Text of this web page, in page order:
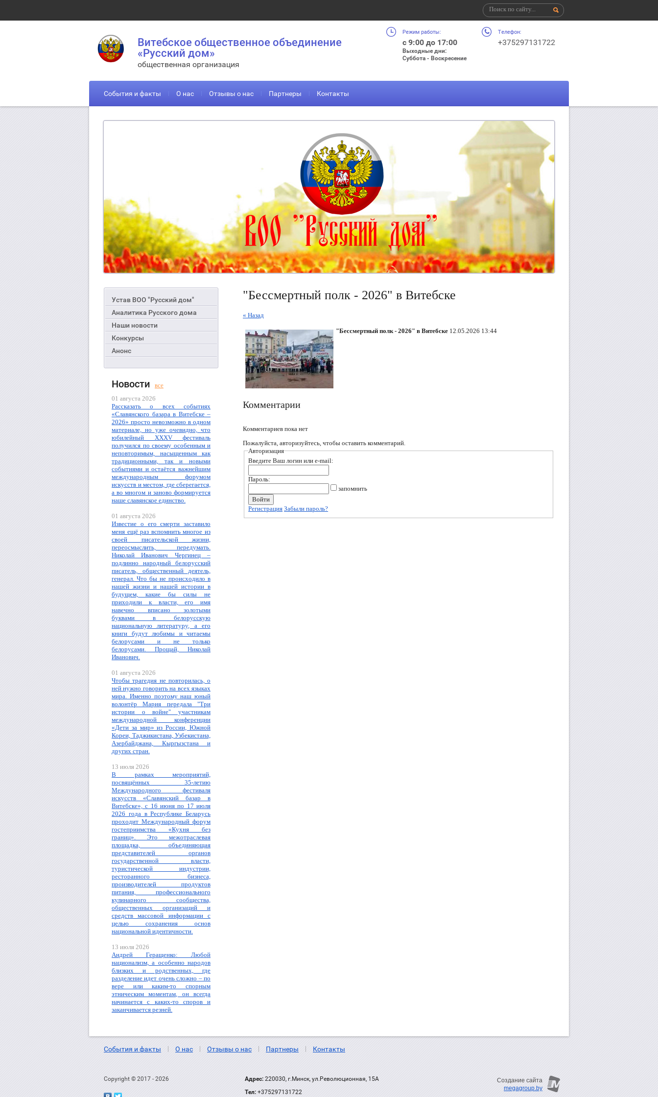
Витебское общественное объединение
«Русский дом»
общественная организация
Телефон:
+375297131722
Режим работы:
с 9:00 до 17:00
Выходные дни:
Суббота - Воскресение
События и факты О нас Отзывы о нас Партнеры Контакты
Устав ВОО "Русский дом"
Аналитика Русского дома
Наши новости
Конкурсы
Анонс
Новости
все
01 августа 2026
Рассказать о всех событиях
«Славянского базара в Витебске –
2026» просто невозможно в одном
материале, но уже очевидно, что
юбилейный XXXV фестиваль
получился по своему особенным и
неповторимым, насыщенным как
традиционными, так и новыми
событиями и остаётся важнейшим
международным форумом
искусств и местом, где сберегается,
а во многом и заново формируется
наше славянское единство.
01 августа 2026
Известие о его смерти заставило
меня ещё раз вспомнить многое из
своей писательской жизни,
переосмыслить, передумать.
Николай Иванович Чергинец –
подлинно народный белорусский
писатель, общественный деятель,
генерал. Что бы не происходило в
нашей жизни и нашей истории в
будущем, какие бы силы не
приходили к власти, его имя
навечно вписано золотыми
буквами в белорусскую
национальную литературу, а его
книги будут любимы и читаемы
белорусами и не только
белорусами. Прощай, Николай
Иванович.
01 августа 2026
Чтобы трагедия не повторилась, о
ней нужно говорить на всех языках
мира. Именно поэтому наш юный
волонтёр Мария передала "Три
истории о войне" участникам
международной конференции
«Дети за мир» из России, Южной
Кореи, Таджикистана, Узбекистана,
Азербайджана, Кыргызстана и
других стран.
13 июля 2026
В рамках мероприятий,
посвящённых 35-летию
Международного фестиваля
искусств «Славянский базар в
Витебске», с 16 июня по 17 июля
2026 года в Республике Беларусь
проходит Международный форум
гостеприимства «Кухня без
границ». Это межотраслевая
площадка, объединяющая
представителей органов
государственной власти,
туристической индустрии,
ресторанного бизнеса,
производителей продуктов
питания, профессионального
кулинарного сообщества,
общественных организаций и
средств массовой информации с
целью сохранения основ
национальной идентичности.
13 июля 2026
Андрей Геращенко: Любой
национализм, а особенно народов
близких и родственных, где
разделение идет очень сложно – по
вере или каким-то спорным
этническим моментам, он всегда
начинается с каких-то споров и
заканчивается резней.
"Бессмертный полк - 2026" в Витебске
« Назад
"Бессмертный полк - 2026" в Витебске 12.05.2026 13:44
Комментарии
Комментариев пока нет
Пожалуйста, авторизуйтесь, чтобы оставить комментарий.
Авторизация
Введите Ваш логин или e-mail:
Пароль:
запомнить
Регистрация Забыли пароль?
События и факты О нас Отзывы о нас Партнеры Контакты
Copyright © 2017 - 2026
Создание сайта
megagroup.by
Адрес: 220030, г.Минск, ул.Революционная, 15А
Тел: +375297131722